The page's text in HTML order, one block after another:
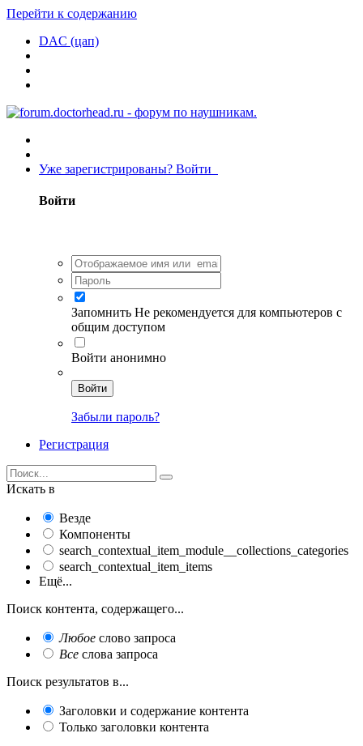
Перейти к содержанию
DAC (цап)
Уже зарегистрированы? Войти
Войти
Запомнить Не рекомендуется для компьютеров с
общим доступом
Войти анонимно
Войти
Забыли пароль?
Регистрация
Искать в
Везде
Компоненты
search_contextual_item_module__collections_categories
search_contextual_item_items
Ещё...
Поиск контента, содержащего...
Любое слово запроса
Все слова запроса
Поиск результатов в...
Заголовки и содержание контента
Только заголовки контента